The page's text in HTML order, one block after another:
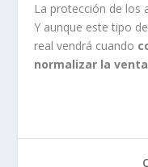
La protección de los
Y aunque este tipo
real vendrá cuando
normalizar la